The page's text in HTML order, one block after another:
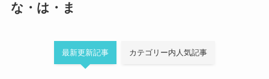
な・は・ま
最新更新記事 カテゴリー内人気記事